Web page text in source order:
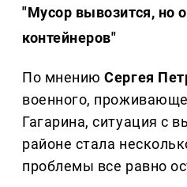
"Мусор вывозится, но
контейнеров"
По мнениюСергея
военного,
Гагарина, ситуация с
районе стала
проблемы все равно